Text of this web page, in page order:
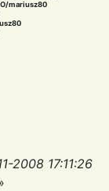
mariusz80
2008 17:11:26